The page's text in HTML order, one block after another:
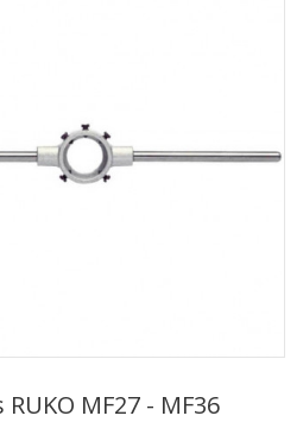
MF27 - MF36